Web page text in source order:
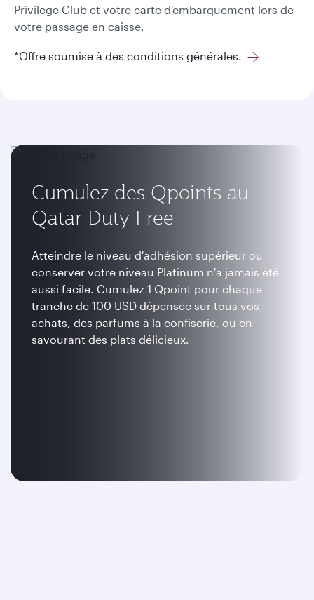
Privilege Club et votre carte d'embarquement lors de
votre passage en caisse.
*Offre soumise à des conditions générales.
Cumulez des Qpoints au
Qatar Duty Free
Atteindre le niveau d'adhésion supérieur ou
conserver votre niveau Platinum n'a jamais été
aussi facile. Cumulez 1 Qpoint pour chaque
tranche de 100 USD dépensée sur tous vos
achats, des parfums à la confiserie, ou en
savourant des plats délicieux.